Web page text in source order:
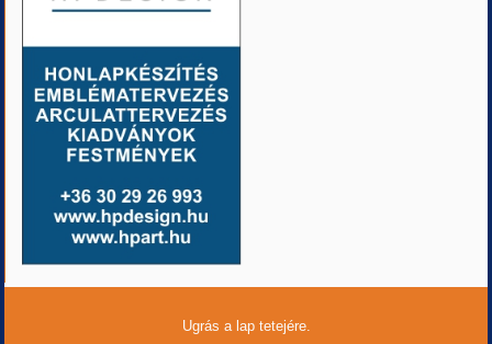
Ugrás a lap tetejére.